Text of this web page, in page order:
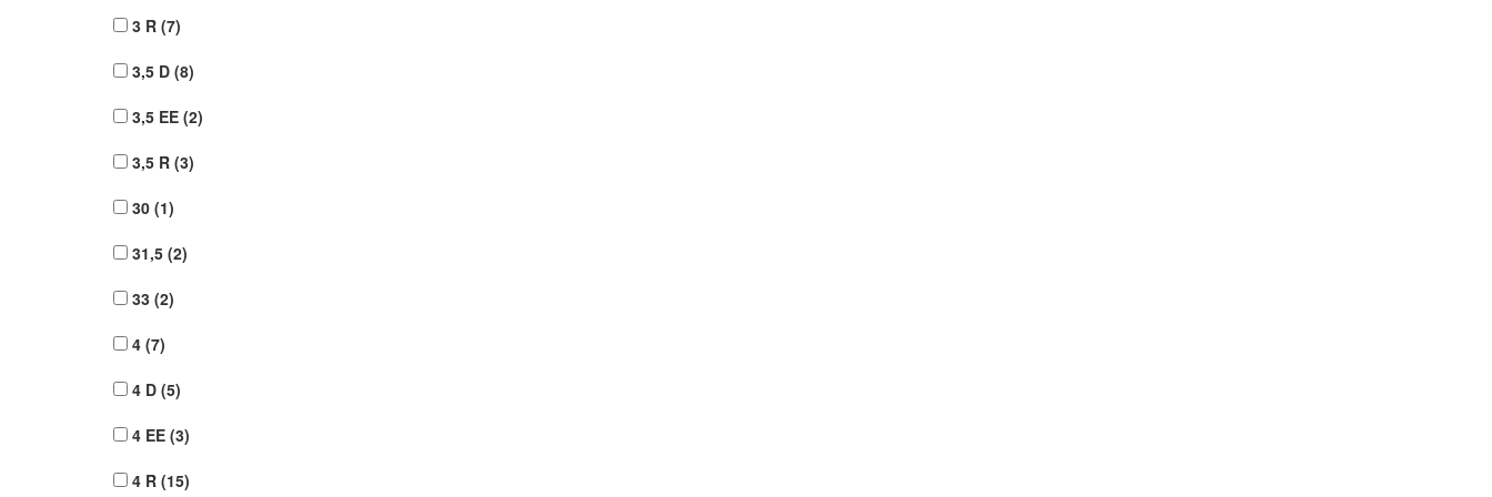
3 R (7)
3,5 D (8)
3,5 EE (2)
3,5 R (3)
30 (1)
31,5 (2)
33 (2)
4 (7)
4 D (5)
4 EE (3)
4 R (15)